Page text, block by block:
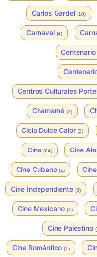
Carlos Gardel (10)
Carnaval (4)
Centros Culturales
Chamamé (2)
Ciclo Dulce Calor (2)
Cine (64) Cine
Cine Cubano (1)
Cine Independiente (3)
Cine Mexicano (1)
Cine Palestino
Cine Romántico (1)